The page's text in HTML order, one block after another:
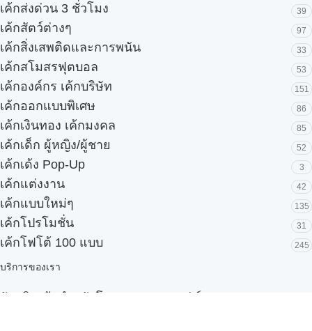
เค้กส่งด่วน 3 ชั่วโมง 39
เค้กสัตว์ต่างๆ 97
เค้กสิ่งเสพติดและการพนัน 33
เค้กสโมสรฟุตบอล 53
เค้กองค์กร เค้กบริษัท 151
เค้กออกแบบพิเศษ 86
เค้กเงินทอง เค้กมงคล 85
เค้กเด็ก ผู้หญิง/ผู้ชาย 52
เค้กเด้ง Pop-Up 3
เค้กแต่งงาน 42
เค้กแบบใหม่ๆ 135
เค้กโปรโมชั่น 31
เค้กโฟโต้ 100 แบบ 245
บริการของเรา
รับผลิตเค้กสำหรับโรงแรมและบุฟเฟ่ต์